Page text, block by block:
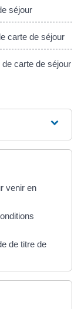
séjour
carte de séjour
carte de séjour
venir en
de titre de